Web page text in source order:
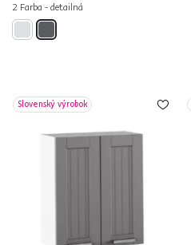
2 Farba - detailná
Slovenský výrobok